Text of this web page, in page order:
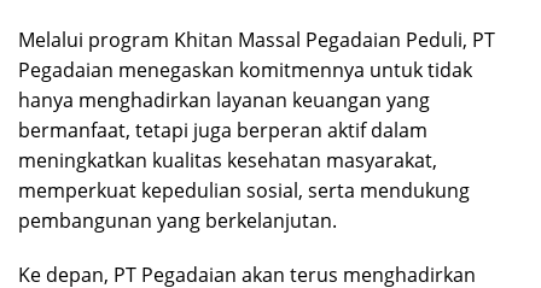
Melalui program Khitan Massal Pegadaian Peduli, PT
Pegadaian menegaskan komitmennya untuk tidak
hanya menghadirkan layanan keuangan yang
bermanfaat, tetapi juga berperan aktif dalam
meningkatkan kualitas kesehatan masyarakat,
memperkuat kepedulian sosial, serta mendukung
pembangunan yang berkelanjutan.
Ke depan, PT Pegadaian akan terus menghadirkan